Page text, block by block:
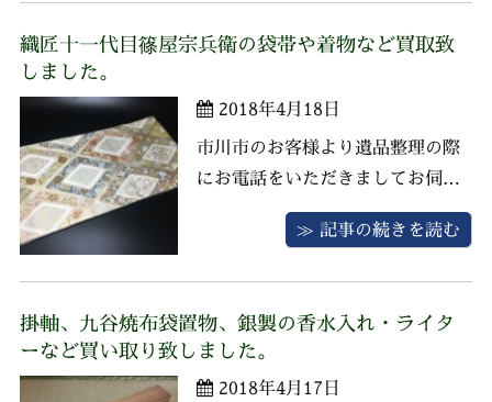
ざいました。 額装に経年の小傷は
傷みはございませんでした。大事
に飾られ ...
織匠十一代目篠屋宗兵衛の袋帯や着物など買取致
しました。
2018年4月18日
市川市のお客様より遺品整理の際
にお電話をいただきましてお伺い
させていただきました。 着物は訪
問着、留袖、小紋など十点、帯は
総桐の箪笥に納められており、保
管状態は良く大切にされてきたお
着物でした。一点ずつ査定をさせ
≫ 記事の続きを読む
掛軸、九谷焼布袋置物、銀製の香水入れ・ライタ
ーなど買い取り致しました。
2018年4月17日